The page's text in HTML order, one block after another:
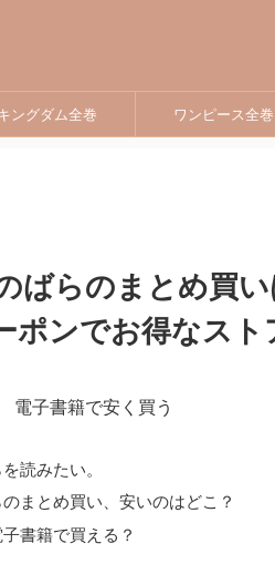
ングダム全巻 ワンピース全巻
ばらのまとめ買い
ポンでお得なスト
読みたい。
まとめ買い、安いのはどこ？
書籍で買える？